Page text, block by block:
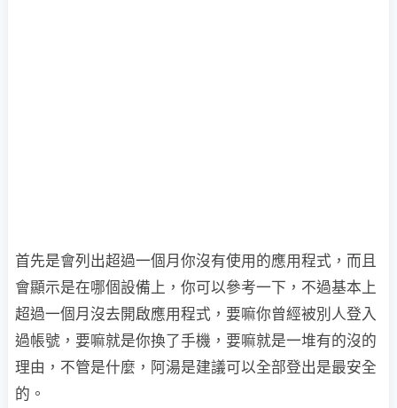
首先是會列出超過一個月你沒有使用的應用程式，而且
會顯示是在哪個設備上，你可以參考一下，不過基本上
超過一個月沒去開啟應用程式，要嘛你曾經被別人登入
過帳號，要嘛就是你換了手機，要嘛就是一堆有的沒的
理由，不管是什麼，阿湯是建議可以全部登出是最安全
的。